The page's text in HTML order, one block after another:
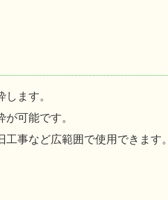
ます。
可能です。
事など広範囲で使用できます。